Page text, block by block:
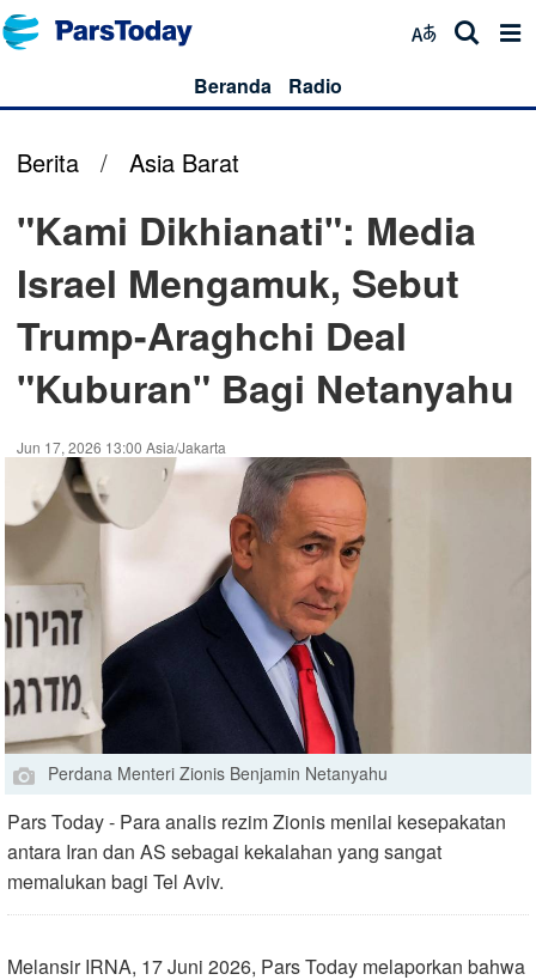
Beranda Radio
Berita / Asia Barat
"Kami Dikhianati": Media
Israel Mengamuk, Sebut
Trump-Araghchi Deal
"Kuburan" Bagi Netanyahu
Jun 17, 2026 13:00 Asia/Jakarta
Perdana Menteri Zionis Benjamin Netanyahu
Pars Today - Para analis rezim Zionis menilai kesepakatan
antara Iran dan AS sebagai kekalahan yang sangat
memalukan bagi Tel Aviv.
Melansir IRNA, 17 Juni 2026, Pars Today melaporkan bahwa